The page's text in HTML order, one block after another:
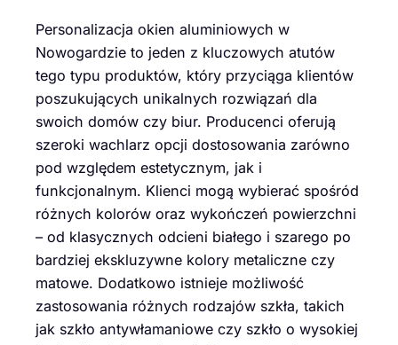
Personalizacja okien aluminiowych w
Nowogardzie to jeden z kluczowych atutów
tego typu produktów, który przyciąga klientów
poszukujących unikalnych rozwiązań dla
swoich domów czy biur. Producenci oferują
szeroki wachlarz opcji dostosowania zarówno
pod względem estetycznym, jak i
funkcjonalnym. Klienci mogą wybierać spośród
różnych kolorów oraz wykończeń powierzchni
– od klasycznych odcieni białego i szarego po
bardziej ekskluzywne kolory metaliczne czy
matowe. Dodatkowo istnieje możliwość
zastosowania różnych rodzajów szkła, takich
jak szkło antywłamaniowe czy szkło o wysokiej